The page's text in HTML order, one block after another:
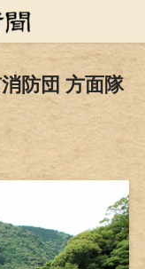
防団 方面隊